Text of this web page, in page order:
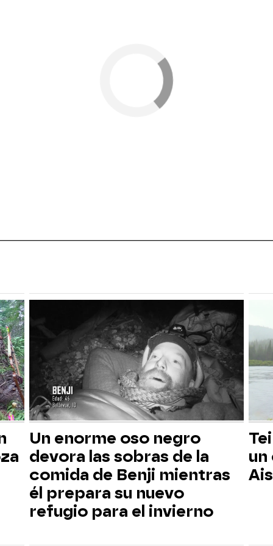
Un enorme oso negro
devora las sobras de la
comida de Benji mientras
él prepara su nuevo
refugio para el invierno
un